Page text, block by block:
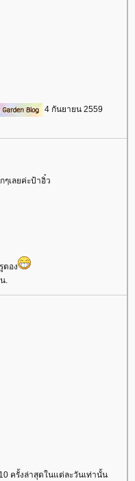
4 กันยายน 2559
เลยค่ะป้าอิ๋ว
ตอง
.
ครั้งล่าสุดในแต่ละวันเท่านั้น